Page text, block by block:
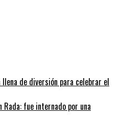
de diversión para celebrar el
Rada: fue internado por una